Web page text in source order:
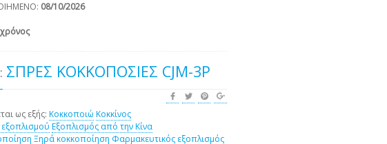
08/10/2026
ΣΠΡΈΣ ΚΟΚΚΟΠΟΣΊΕΣ CJM-3P
ως εξής: Κοκκοποιώ Κοκκίνος
Εξοπλισμός από την Κίνα
Ξηρά κοκκοποίηση Φαρμακευτικός εξοπλισμός